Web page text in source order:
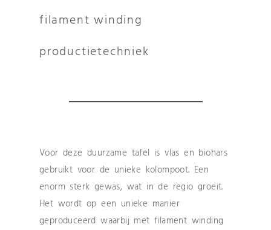
filament winding
productietechniek
Voor deze duurzame tafel is vlas en biohars
gebruikt voor de unieke kolompoot. Een
enorm sterk gewas, wat in de regio groeit.
Het wordt op een unieke manier
geproduceerd waarbij met filament winding